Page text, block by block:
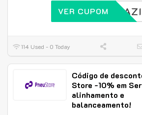
VER CUPOM
114 Used - 0 Today
Código de
Store -10% em
alinhamento e
balanceamento!